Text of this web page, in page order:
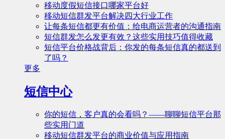
移动度假短信接口哪家平台好
移动短信群发平台解决四大行业工作
让每条短信都更有价值：给电商运营者的沟通指南
短信群发怎么发更有效？这些实用技巧值得收藏
短信平台价格战背后：你发的每条短信真的都送到
了吗？
更多
短信中心
你的短信，客户真的会看吗？——聊聊短信平台那
些实用门道
移动短信群发平台的商业价值与应用指南